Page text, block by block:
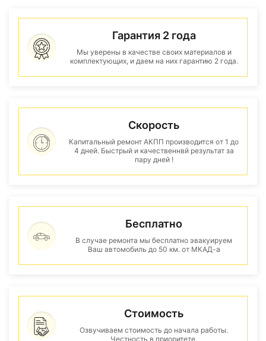
Гарантия 2 года
Мы уверены в качестве своих материалов и
комплектующих, и даем на них гарантию 2 года.
Скорость
Капитальный ремонт АКПП производится от 1 до
4 дней. Быстрый и качественнвй результат за
пару дней !
Бесплатно
В случае ремонта мы бесплатно эвакуируем
Ваш автомобиль до 50 км. от МКАД-а
Стоимость
Озвучиваем стоимость до начала работы.
Честность в приоритете.